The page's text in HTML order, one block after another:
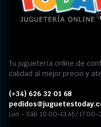
Tu juguetería online de
calidad al mejor precio y
(+34) 626 32 01 68
Lun – Sáb: 10:00–13:45 /